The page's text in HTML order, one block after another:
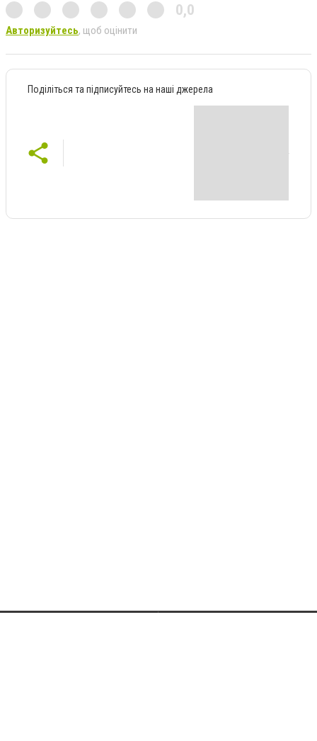
0,0
Авторизуйтесь, щоб оцінити
Поділіться та підписуйтесь на наші джерела